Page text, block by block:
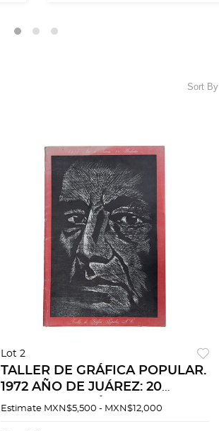
Sort By
Lot 2
TALLER DE GRÁFICA POPULAR.
1972 AÑO DE JUÁREZ: 20
GRABADOS. MÉXICO, 1972.
Estimate MXN$5,500 - MXN$12,000